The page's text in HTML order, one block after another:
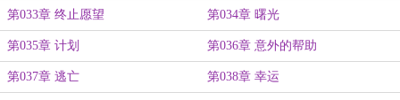
第033章 终止愿望 第034章 曙光
第035章 计划 第036章 意外的帮助
第037章 逃亡 第038章 幸运